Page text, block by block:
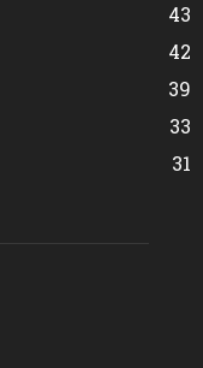
43
42
39
33
31